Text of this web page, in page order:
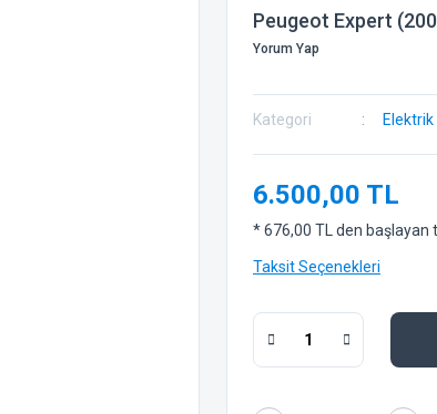
Peugeot Expert
Yorum Yap
Kategori
6.500,00 TL
* 676,00 TL den başlayan
Taksit Seçenekleri